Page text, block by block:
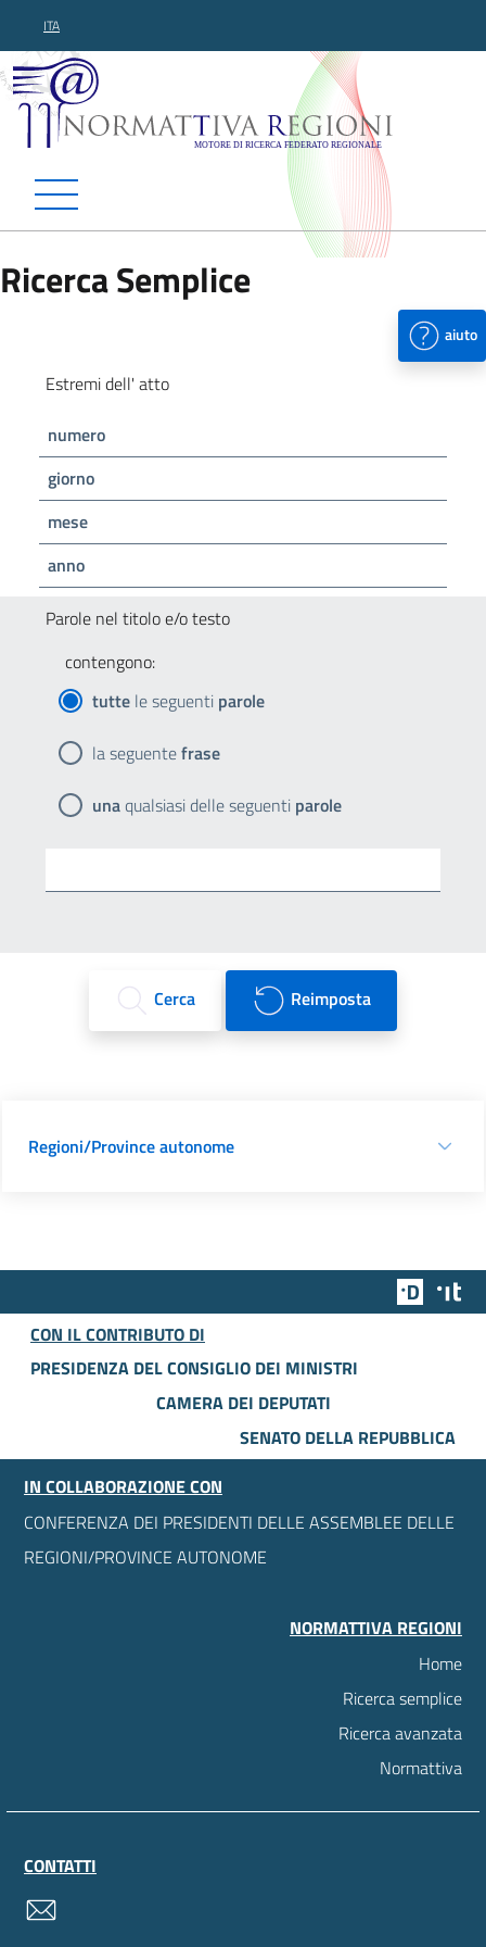
ITA
Normattiva Regioni -
Ricerca Semplice
aiuto
Estremi dell' atto
numero
giorno
mese
anno
Parole nel titolo e/o testo
contengono:
tutte le seguenti parole
la seguentefrase
unaqualsiasi delle seguenti parole
Cerca Reimposta
Regioni/Province autonome
Team
CON IL CONTRIBUTO DI
PRESIDENZA DEL CONSIGLIO DEI MINISTRI
CAMERA DEI DEPUTATI
SENATO DELLA REPUBBLICA
IN COLLABORAZIONE CON
CONFERENZA DEI PRESIDENTI DELLE ASSEMBLEE DELLE
REGIONI/PROVINCE AUTONOME
NORMATTIVA REGIONI
Home
Ricerca semplice
Ricerca avanzata
Normattiva
CONTATTI